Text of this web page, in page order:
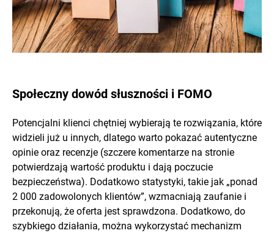
Społeczny dowód słuszności i FOMO
Potencjalni klienci chętniej wybierają te rozwiązania, które
widzieli już u innych, dlatego warto pokazać autentyczne
opinie oraz recenzje (szczere komentarze na stronie
potwierdzają wartość produktu i dają poczucie
bezpieczeństwa). Dodatkowo statystyki, takie jak „ponad
2 000 zadowolonych klientów”, wzmacniają zaufanie i
przekonują, że oferta jest sprawdzona. Dodatkowo, do
szybkiego działania, można wykorzystać mechanizm